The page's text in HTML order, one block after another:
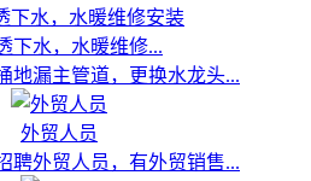
下水，水暖维修...
地漏主管道，更换水龙头...
外贸人员
聘外贸人员，有外贸销售...